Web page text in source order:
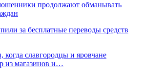
продолжают обманывать
за бесплатные переводы средств
когда славгородцы и яровчане
из магазинов и…